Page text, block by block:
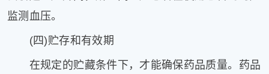
监测血压。
(四)贮存和有效期
在规定的贮藏条件下，才能确保药品质量。药品